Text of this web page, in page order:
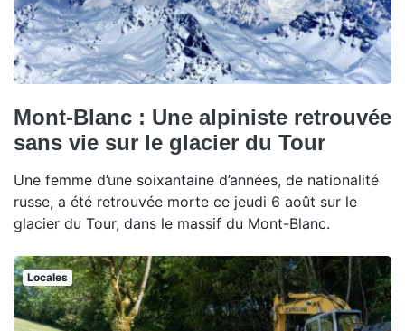
Mont-Blanc : Une alpiniste retrouvée
sans vie sur le glacier du Tour
Une femme d’une soixantaine d’années, de nationalité
russe, a été retrouvée morte ce jeudi 6 août sur le
glacier du Tour, dans le massif du Mont-Blanc.
Locales